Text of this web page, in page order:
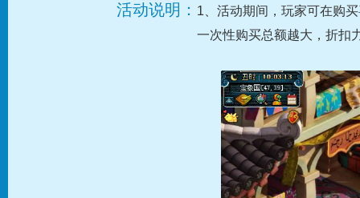
活动说明： 1、活动期间，玩家可在购
一次性购买总额越大，折扣